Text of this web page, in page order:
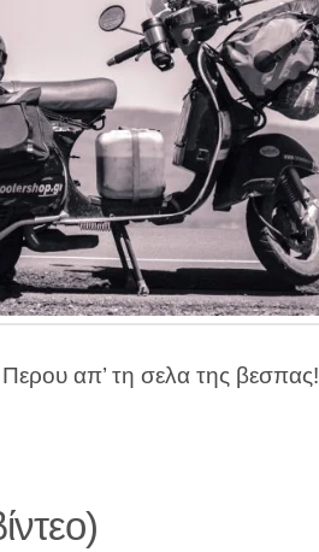
απ’ τη σελα της βεσπας!